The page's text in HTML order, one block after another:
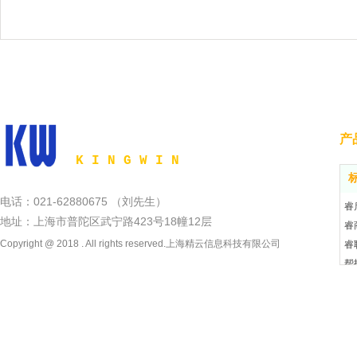
睿
睿
睿
帮
电话：021-62880675 （刘先生）
地址：上海市普陀区武宁路423号18幢12层
Copyright @ 2018 . All rights reserved.上海精云信息科技有限公司
产
K I N G W I N